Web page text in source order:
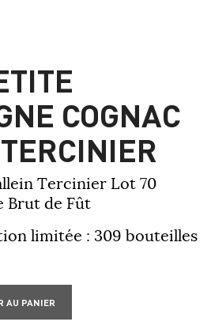
COGNAC
Tercinier Lot 70
Brut de Fût
limitée : 309 bouteilles
AU PANIER